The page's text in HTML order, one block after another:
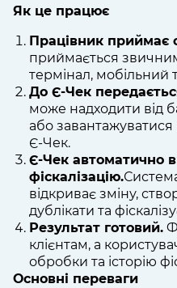
Як це працює
Працівник приймає
приймається
термінал, мобільний
До Є-Чек
може надходити від
або
Є-Чек.
Є-Чек автоматично
фіскалізацію.
відкриває зміну,
дублікати та
Результат готовий.
клієнтам, а
обробки та історію
Основні переваги